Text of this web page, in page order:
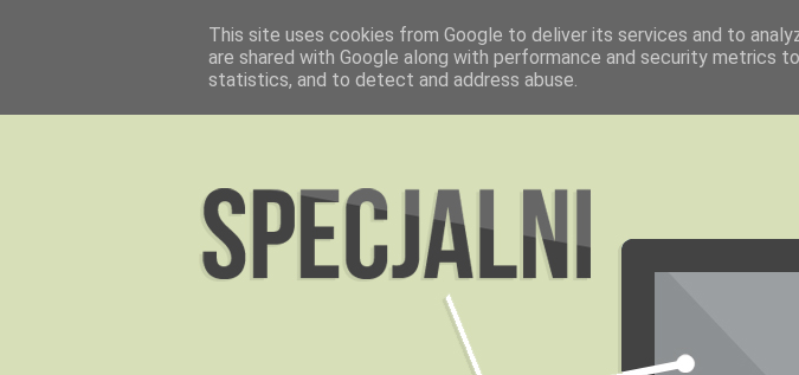
This site uses cookies from Google to deliver its services and to
are shared with Google along with performance and security metrics
statistics, and to detect and address abuse.